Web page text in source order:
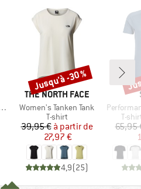
MARQUE
THE NORTH FACE
Article
Women's Tanken Tank
Product group
T-shirt
Prix
39,95 € Prix réduit
à partir de
27,97 €
4,9(25)
Remise
Jusqu'à -30 %
Article
T-
65,95